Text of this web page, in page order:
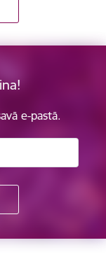
e-pastā.